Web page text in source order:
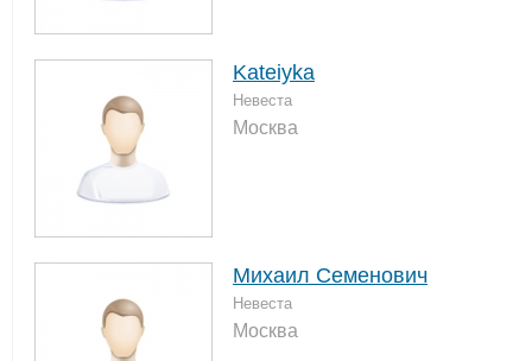
Kateiyka
Невеста
Москва
Михаил Семенович
Невеста
Москва